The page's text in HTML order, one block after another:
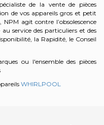
de la vente de pièces
de vos appareils gros et petit
agit contre l’obsolescence
service des particuliers et des
la Rapidité, le Conseil
ou l'ensemble des pièces
WHIRLPOOL